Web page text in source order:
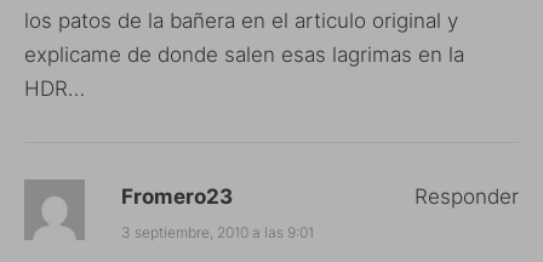
los patos de la bañera en el articulo original y
explicame de donde salen esas lagrimas en la
HDR…
Fromero23
3 septiembre, 2010 a las 9:01
Responder